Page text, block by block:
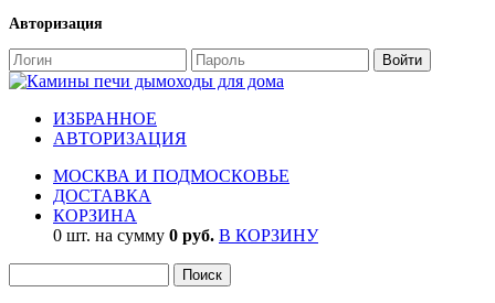
Авторизация
ИЗБРАННОЕ
АВТОРИЗАЦИЯ
МОСКВА И ПОДМОСКОВЬЕ
ДОСТАВКА
КОРЗИНА
0 шт. на сумму 0 руб. В КОРЗИНУ